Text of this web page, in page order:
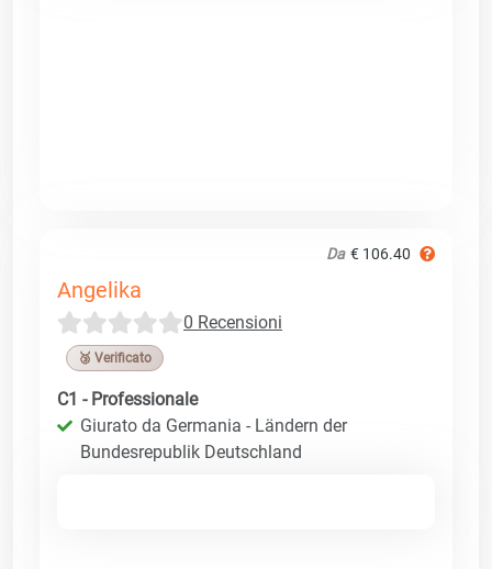
Da € 106.40
Angelika
0 Recensioni
🥉 Verificato
C1 - Professionale
Giurato da Germania - Ländern der
Bundesrepublik Deutschland